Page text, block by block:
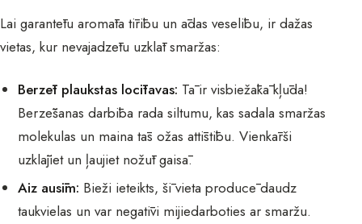
Lai garantētu aromāta tīrību un ādas veselību, ir dažas
vietas, kur nevajadzētu uzklāt smaržas:
Berzēt plaukstas locītavas: Tā ir visbiežākā kļūda!
Berzēšanas darbība rada siltumu, kas sadala smaržas
molekulas un maina tās ožas attīstību. Vienkārši
uzklājiet un ļaujiet nožūt gaisā.
Aiz ausīm: Bieži ieteikts, šī vieta producē daudz
taukvielas un var negatīvi mijiedarboties ar smaržu.